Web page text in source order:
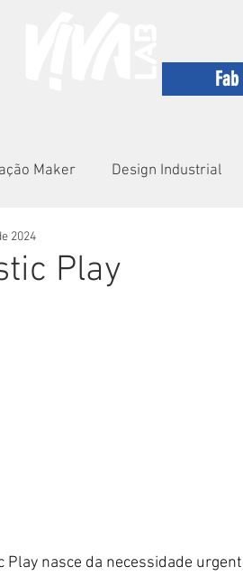
Maker Design Industrial
Plastic
Play
2024
Play nasce da necessidade